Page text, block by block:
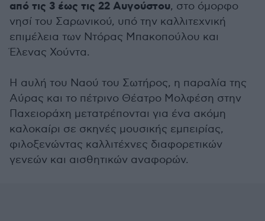
από τις 3 έως τις 22 Αυγούστου, στο όμορφο
νησί του Σαρωνικού, υπό την καλλιτεχνική
επιμέλεια των Ντόρας Μπακοπούλου και
Έλενας Χούντα.
Η αυλή του Ναού του Σωτήρος, η παραλία της
Αύρας και το πέτρινο Θέατρο Μολφέση στην
Παχειοράχη μετατρέπονται για ένα ακόμη
καλοκαίρι σε σκηνές μουσικής εμπειρίας,
φιλοξενώντας καλλιτέχνες διαφορετικών
γενεών και αισθητικών αναφορών.